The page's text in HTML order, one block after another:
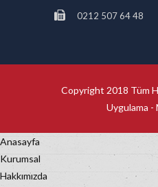
0212 507 64 48
Copyright 2018 Tüm
Uygulama -
Anasayfa
Kurumsal
Hakkımızda